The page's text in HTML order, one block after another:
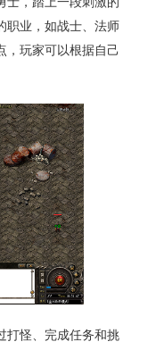
职业，如战士、法师
，玩家可以根据自己
打怪、完成任务和挑